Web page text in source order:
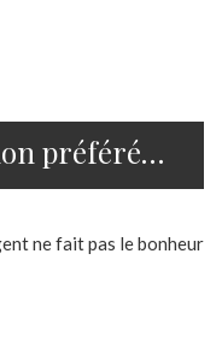
préféré…
ne fait pas le bonheur